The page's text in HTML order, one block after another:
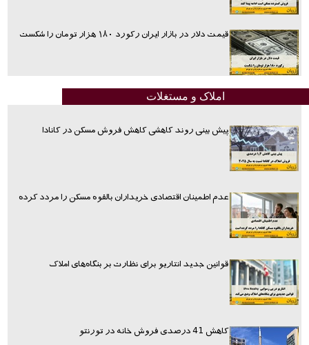
قیمت دلار در بازار ایران رکورد ۱۸۰ هزار تومان را شکست
املاک و مستغلات
پیش بینی روند کاهشی کاهش فروش مسکن در کانادا
عدم اطمینان اقتصادی خریداران بالقوه مسکن را مردد کرده
قوانین جدید انتاریو برای نظارت بر بنگاه‌های املاک
کاهش 41 درصدی فروش خانه در تورنتو